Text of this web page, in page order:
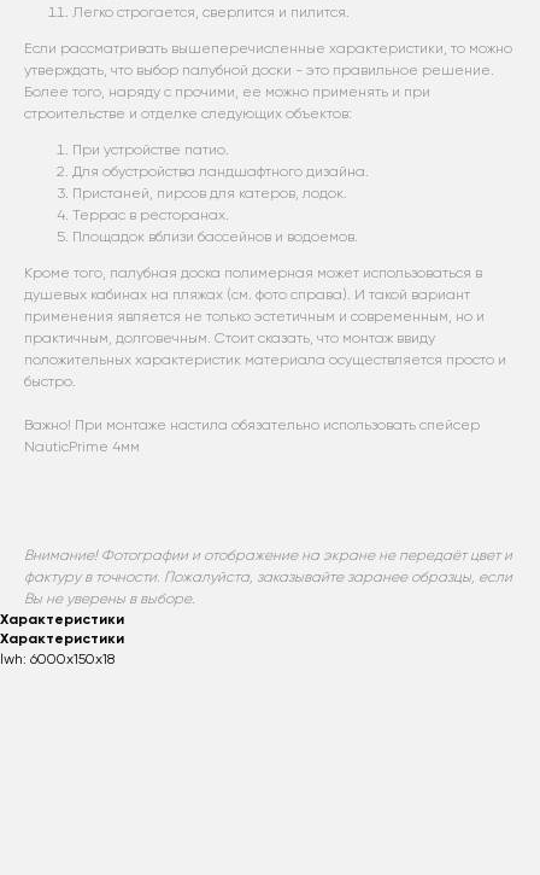
Легко строгается, сверлится и пилится.
Если рассматривать вышеперечисленные характеристики, то можно
утверждать, что выбор палубной доски - это правильное решение.
Более того, наряду с прочими, ее можно применять и при
строительстве и отделке следующих объектов:
При устройстве патио.
Для обустройства ландшафтного дизайна.
Пристаней, пирсов для катеров, лодок.
Террас в ресторанах.
Площадок вблизи бассейнов и водоемов.
Кроме того, палубная доска полимерная может использоваться в
душевых кабинах на пляжах (см. фото справа). И такой вариант
применения является не только эстетичным и современным, но и
практичным, долговечным. Стоит сказать, что монтаж ввиду
положительных характеристик материала осуществляется просто и
быстро.
Важно! При монтаже настила обязательно использовать спейсер
NauticPrime 4мм
Внимание! Фотографии и отображение на экране не передаёт цвет и
фактуру в точности. Пожалуйста, заказывайте заранее образцы, если
Вы не уверены в выборе.
Характеристики
Характеристики
lwh: 6000x150x18